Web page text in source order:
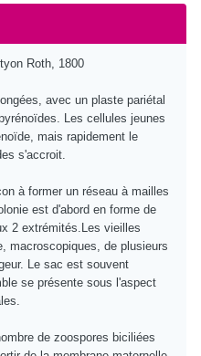
Roth, 1800
avec un plaste pariétal
Les cellules jeunes
mais rapidement le
s'accroit.
à former un réseau à mailles
est d'abord en forme de
2 extrémités.Les vieilles
macroscopiques, de plusieurs
Le sac est souvent
se présente sous l'aspect
de zoospores biciliées